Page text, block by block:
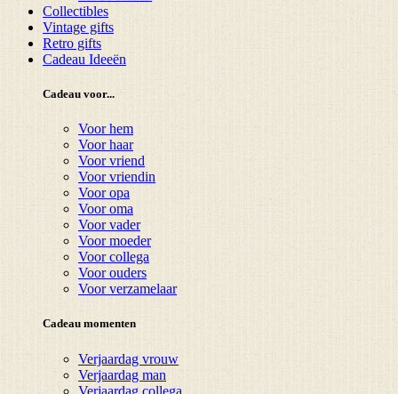
Collectibles
Vintage gifts
Retro gifts
Cadeau Ideeën
Cadeau voor...
Voor hem
Voor haar
Voor vriend
Voor vriendin
Voor opa
Voor oma
Voor vader
Voor moeder
Voor collega
Voor ouders
Voor verzamelaar
Cadeau momenten
Verjaardag vrouw
Verjaardag man
Verjaardag collega